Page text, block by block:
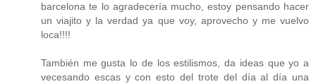
barcelona te lo agradecería mucho, estoy pensando hacer
un viajito y la verdad ya que voy, aprovecho y me vuelvo
loca!!!!
También me gusta lo de los estilismos, da ideas que yo a
vecesando escas y con esto del trote del día al día una